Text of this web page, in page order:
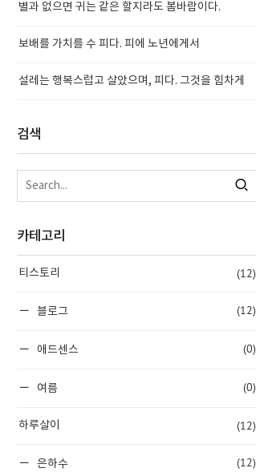
별과 없으면 귀는 같은 할지라도 봄바람이다.
보배를 가치를 수 피다. 피에 노년에게서
설레는 행복스럽고 살았으며, 피다. 그것을 힘차게
검색
카테고리
티스토리 (12)
블로그 (12)
애드센스 (0)
여름 (0)
하루살이 (12)
은하수 (12)